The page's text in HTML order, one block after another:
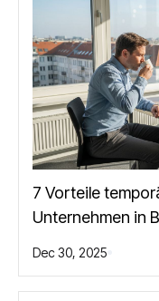
7 Vorteile
Unternehmen in
Dec 30, 2025